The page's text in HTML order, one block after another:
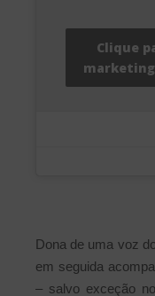
Clique
Dona de uma voz
em seguida
– salvo exceção